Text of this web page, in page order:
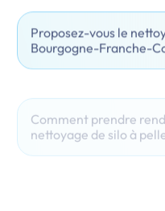
Proposez-vous le
Bourgogne-Franche-
Comment prendre
Que faites-vous des